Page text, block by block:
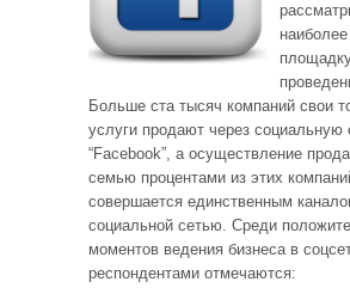
Больше ста тысяч компаний свои
услуги продают через социальную
“Facebook”, а осуществление
семью процентами из этих
совершается единственным
социальной сетью. Среди
моментов ведения бизнеса в
респондентами отмечаются: